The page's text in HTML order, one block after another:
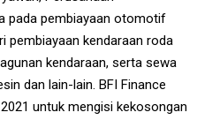
pada pembiayaan otomotif
kendaraan roda
kendaraan, serta sewa
dan lain-lain. BFI Finance
untuk mengisi kekosongan